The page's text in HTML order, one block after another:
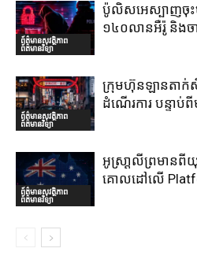
ព័ត៌មានសុវត្ថិភាព
ព័ត៌មានវិទ្យា
ប៉ូលិសអេស្បាញចុះ
១៤០លានអឺរ៉ូ និងច
ព័ត៌មានសុវត្ថិភាព
ព័ត៌មានវិទ្យា
ក្រុមហ៊ុនឡានតាក់
ដំណើរការ បន្ទាប់
ព័ត៌មានសុវត្ថិភាព
ព័ត៌មានវិទ្យា
អូស្រា្តលីព្រមានពី
គោលដៅលើ